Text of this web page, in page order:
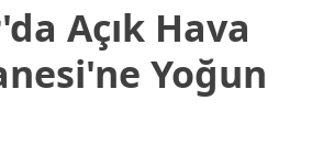
Açık Hava
Yoğun